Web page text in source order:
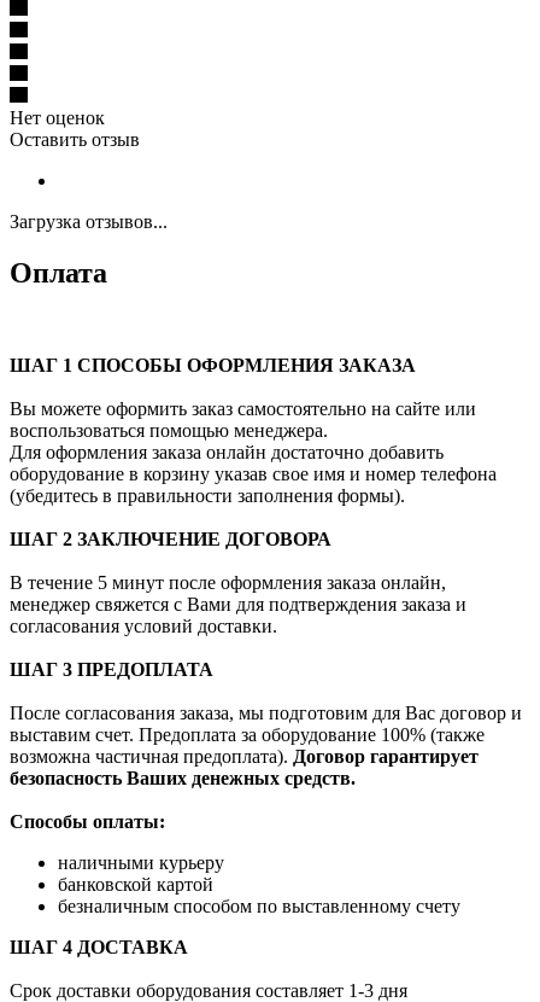
Нет оценок
Оставить отзыв
Загрузка отзывов...
Оплата
ШАГ 1 СПОСОБЫ ОФОРМЛЕНИЯ ЗАКАЗА
Вы можете оформить заказ самостоятельно на сайте или
воспользоваться помощью менеджера.
Для оформления заказа онлайн достаточно добавить
оборудование в корзину указав свое имя и номер телефона
(убедитесь в правильности заполнения формы).
ШАГ 2 ЗАКЛЮЧЕНИЕ ДОГОВОРА
В течение 5 минут после оформления заказа онлайн,
менеджер свяжется с Вами для подтверждения заказа и
согласования условий доставки.
ШАГ 3 ПРЕДОПЛАТА
После согласования заказа, мы подготовим для Вас договор и
выставим счет. Предоплата за оборудование 100% (также
возможна частичная предоплата). Договор гарантирует
безопасность Ваших денежных средств.
Способы оплаты:
наличными курьеру
банковской картой
безналичным способом по выставленному счету
ШАГ 4 ДОСТАВКА
Срок доставки оборудования составляет 1-3 дня